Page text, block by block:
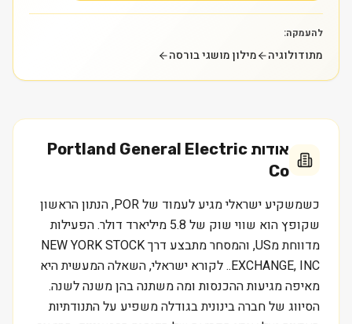
להעמקה:
מתודולוגיה מילון מושגי בורסה
אודות Portland General Electric
Co
כשמשקיע ישראלי מגיע לעמוד של POR, הנתון הראשון
שקופץ הוא שווי שוק של 5.8 מיליארד דולר. הפעילות
מדווחת מUS, והמסחר מתבצע דרך NEW YORK STOCK
EXCHANGE, INC.. לקורא ישראלי, השאלה המעשית היא
מאיפה מגיעות ההכנסות ומה משתנה בהן משנה לשנה.
הסיווג של חברה בינונית בגודלה משפיע על התנודתיות